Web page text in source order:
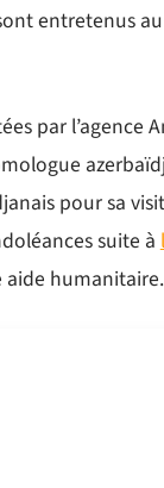
entretenus
par l’agence
pour sa
suite à
aide humanitaire.